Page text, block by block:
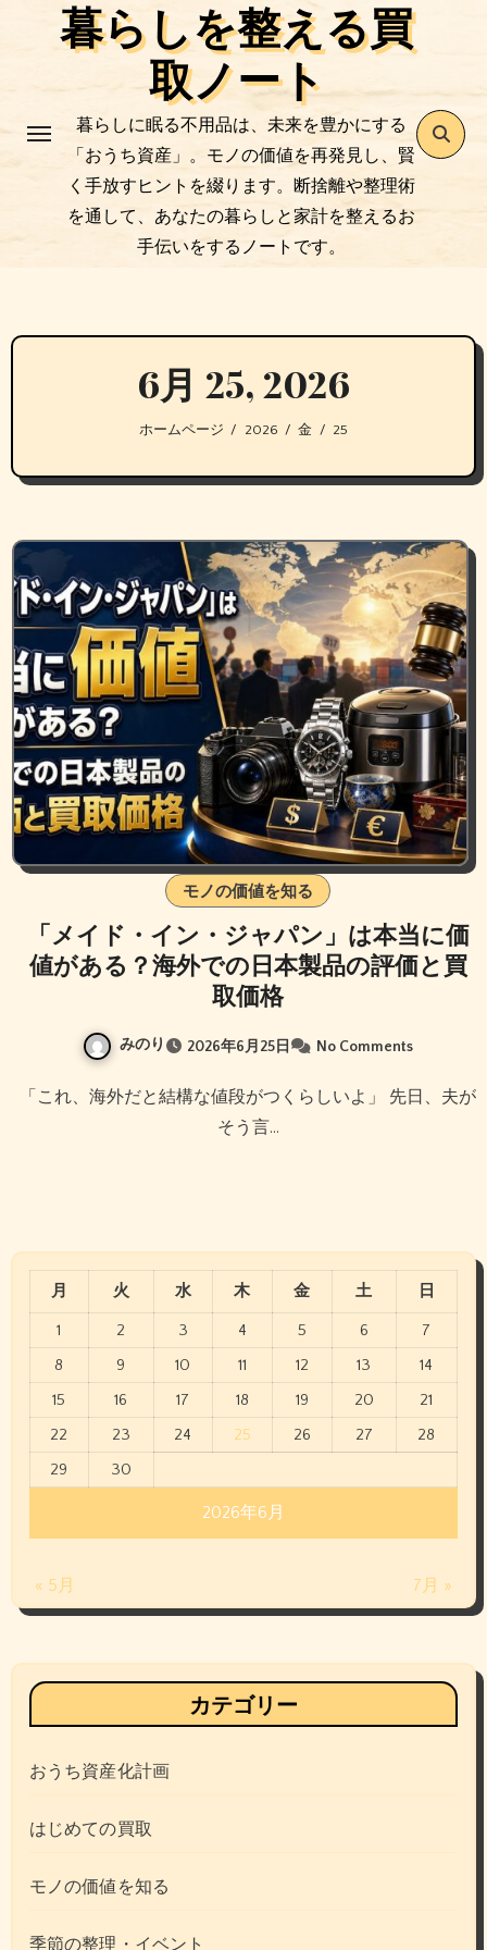
ツ
暮らしを整える買
取ノート
暮らしに眠る不用品は、未来を豊かにする
「おうち資産」。モノの価値を再発見し、賢
く手放すヒントを綴ります。断捨離や整理術
を通して、あなたの暮らしと家計を整えるお
手伝いをするノートです。
6月 25, 2026
ホームページ 2026 金 25
モノの価値を知る
「メイド・イン・ジャパン」は本当に価
値がある？海外での日本製品の評価と買
取価格
みのり 2026年6月25日 No Comments
「これ、海外だと結構な値段がつくらしいよ」 先日、夫が
そう言…
2026年6月
月 火 水 木 金 土 日
1 2 3 4 5 6
7
8
9 10 11 12 13
14
15
16 17 18 19 20
21
22
23 24 25 26 27
28
29
30
« 5月 7月 »
カテゴリー
おうち資産化計画
はじめての買取
モノの価値を知る
季節の整理・イベント